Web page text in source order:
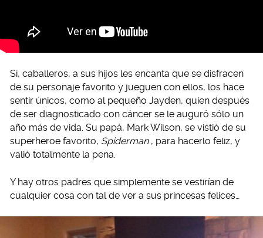
Sí, caballeros, a sus hijos les encanta que se disfracen
de su personaje favorito y jueguen con ellos, los hace
sentir únicos, como al pequeño Jayden, quien después
de ser diagnosticado con cáncer se le auguró sólo un
año más de vida. Su papá, Mark Wilson, se vistió de su
superheroe favorito, Spiderman , para hacerlo feliz, y
valió totalmente la pena.
Y hay otros padres que simplemente se vestirían de
cualquier cosa con tal de ver a sus princesas felices…